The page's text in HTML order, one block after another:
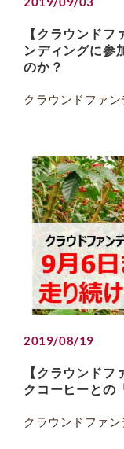
【クラウンド
ンディングに参
のか？
クラウンドファ
2019/08/19
【クラウンド
クコーヒーとの
クラウンドファ